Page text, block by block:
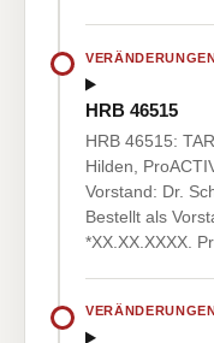
HRB 46515
HRB 46515:
Hilden,
Vorstand: Dr.
Bestellt als
*XX.XX.XXXX.